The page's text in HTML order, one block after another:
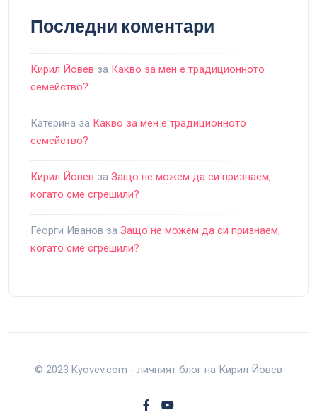
Последни коментари
Кирил Йовев за Какво за мен е традиционното
семейство?
Катерина за Какво за мен е традиционното
семейство?
Кирил Йовев за Защо не можем да си признаем,
когато сме сгрешили?
Георги Иванов за Защо не можем да си признаем,
когато сме сгрешили?
© 2023 Kyovev.com - личният блог на Кирил Йовев